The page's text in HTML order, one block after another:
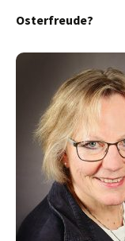
Osterfreude?